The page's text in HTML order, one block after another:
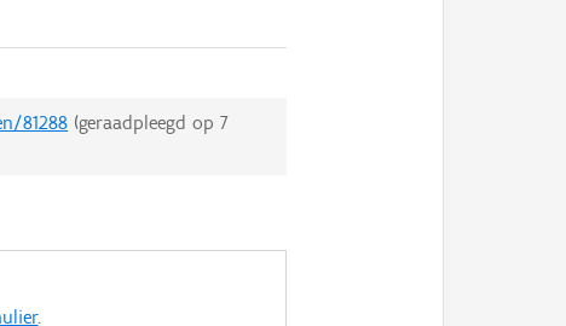
81288 (geraadpleegd op7
.